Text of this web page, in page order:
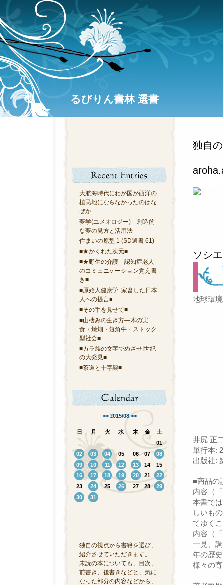
るびりん書林 選書
大航海時代にわが国が西洋の
植民地にならなかったのはな
ぜか
夢学(ユメオロジー)―創造的
な夢の見方と活用法
住まいの原型 1 (SD選書 61)
■★かくれた次元■
■★野生の介護―認知症老人
のコミュニケーション覚え書
き■
■原始人健康学: 家畜した日本
人への提言■
■その手を見せて■
■山棲みの生き方―木の実
食・焼畑・短角牛・ストック
型社会■
■カラ族の文字でめざせ!世紀
の大発見■
■茶道と十字架■
<< 2015/08 >>
日 月 火 水 木 金
土
01
02
03 04 05 06 07
08
09
10 11 12 13 14
15
16
17 18 19 20 21
22
23
24 25 26 27 28
29
30
31
独自の視点から書籍を選び、
紹介させていただきます。
未読の本についても、目次、
前書き、後書きなどと、気に
なった部分の内容などから、
独自
ソシ
地球環
単行本:
出版社:
■商品の
内容（
本書で
しいも
てゆく
内容（
一見、
年の歴
様々の